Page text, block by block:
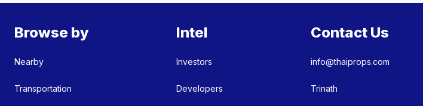
Browse by
Nearby
Transportation
Intel
Investors
Developers
Contact Us
info@thaiprops.com
Trinath